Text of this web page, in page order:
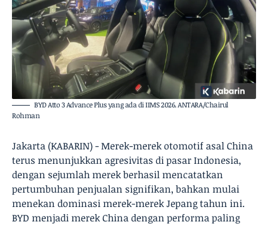
BYD Atto 3 Advance Plus yang ada di IIMS 2026. ANTARA/Chairul
Rohman
Jakarta (KABARIN) - Merek-merek otomotif asal China
terus menunjukkan agresivitas di pasar Indonesia,
dengan sejumlah merek berhasil mencatatkan
pertumbuhan penjualan signifikan, bahkan mulai
menekan dominasi merek-merek Jepang tahun ini.
BYD menjadi merek China dengan performa paling